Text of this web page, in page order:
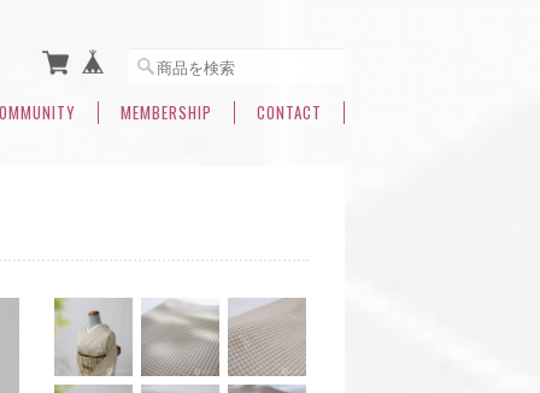
MEMBERSHIP CONTACT